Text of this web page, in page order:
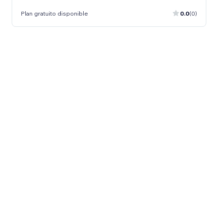
Plan gratuito disponible 0.0(0)